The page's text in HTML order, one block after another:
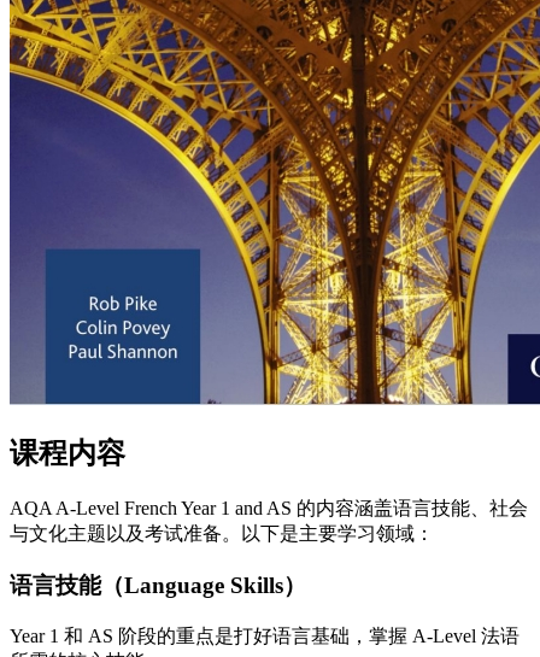
课程内容
AQA A-Level French Year 1 and AS 的内容涵盖语言技能、社会
与文化主题以及考试准备。以下是主要学习领域：
语言技能（Language Skills）
Year 1 和 AS 阶段的重点是打好语言基础，掌握 A-Level 法语